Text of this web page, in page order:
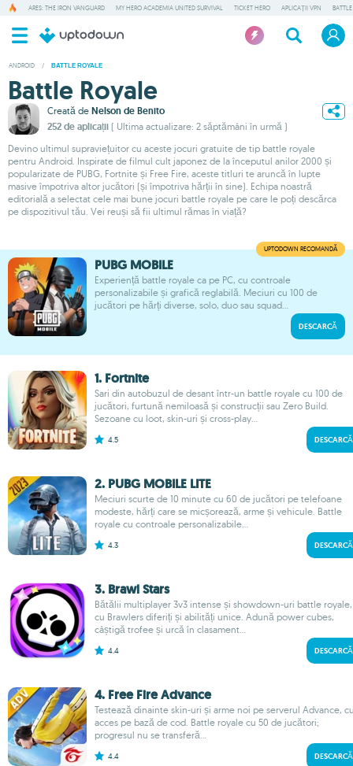
ARES: THE IRON VANGUARD MY HERO ACADEMIA UNITED SURVIVAL TICKET HERO APLICAȚII VPN
ANDROID / BATTLE ROYALE
Battle Royale
Creată de Nelson de Benito
252 de aplicații ( Ultima actualizare: 2 săptămâni în urmă )
Devino ultimul supraviețuitor cu aceste jocuri gratuite de tip battle royale
pentru Android. Inspirate de filmul cult japonez de la începutul anilor 2000 și
popularizate de PUBG, Fortnite și Free Fire, aceste titluri te aruncă în lupte
masive împotriva altor jucători (și împotriva hărții în sine). Echipa noastră
editorială a selectat cele mai bune jocuri battle royale pe care le poți descărca
pe dispozitivul tău. Vei reuși să fii ultimul rămas în viață?
PUBG MOBILE
Experiență battle royale ca pe PC, cu controale
personalizabile și grafică reglabilă. Meciuri cu 100 de
jucători pe hărți diverse, solo, duo sau squad...
DESCARCĂ
1. Fortnite
Sari din autobuzul de desant într-un battle royale cu 100 de
jucători, furtună nemiloasă și construcții sau Zero Build.
Sezoane cu loot, skin-uri și cross-play...
4.5 DESCARCĂ
2. PUBG MOBILE LITE
Meciuri scurte de 10 minute cu 60 de jucători pe telefoane
modeste, hărți care se micșorează, arme și vehicule. Battle
royale cu controale personalizabile...
4.3 DESCARCĂ
3. Brawl Stars
Bătălii multiplayer 3v3 intense și showdown-uri battle royale,
cu Brawlers diferiți și abilități unice. Adună power cubes,
câștigă trofee și urcă în clasament...
4.4 DESCARCĂ
4. Free Fire Advance
Testează dinainte skin-uri și arme noi pe serverul Advance,
acces pe bază de cod. Battle royale cu 50 de jucători;
progresul nu se transferă...
4.4 DESCARCĂ